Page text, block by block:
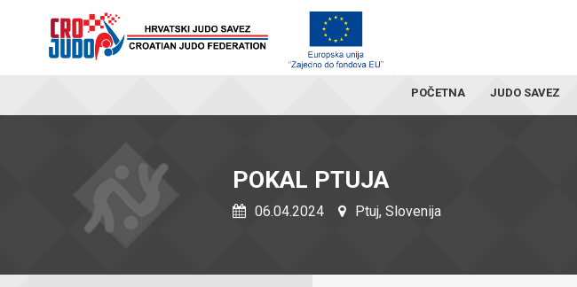
POČETNA JUDO SAVEZ
POKAL PTUJA
06.04.2024 Ptuj, Slovenija